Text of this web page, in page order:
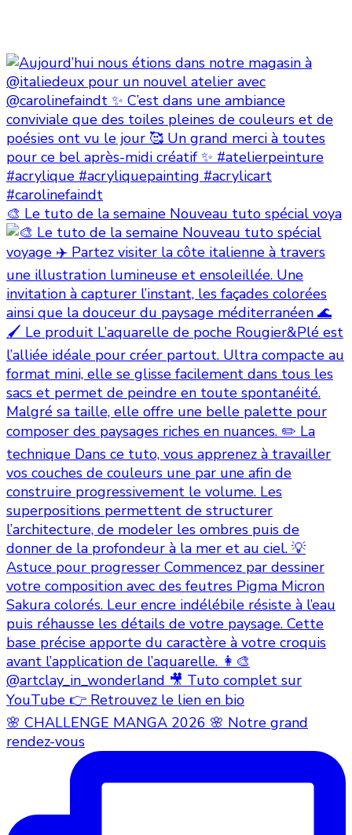
🎨 Le tuto de la semaine Nouveau tuto spécial voya
🌸 CHALLENGE MANGA 2026 🌸 Notre grand
rendez-vous